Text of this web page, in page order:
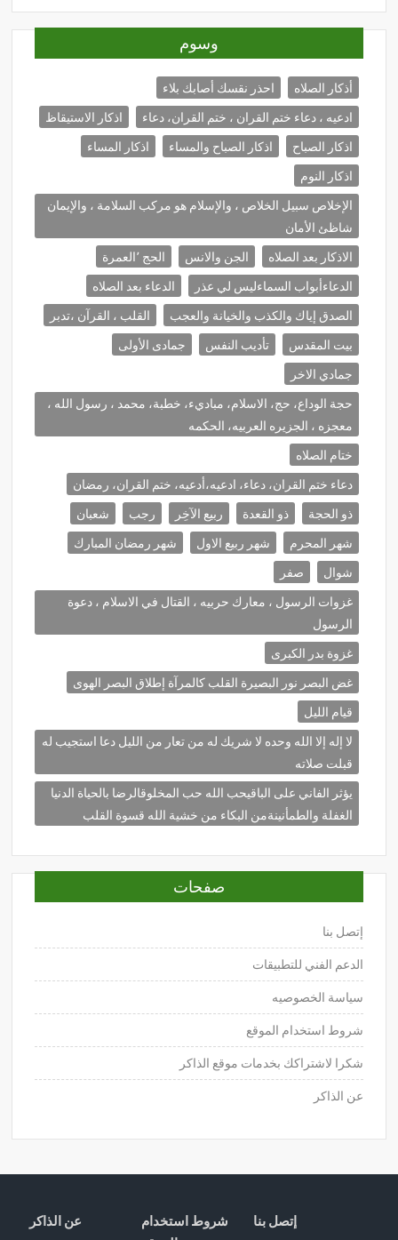
وسوم
أذكار الصلاه
احذر نقسك أصابك بلاء
ادعيه ، دعاء ختم القران ، ختم القران، دعاء
اذكار الاستيقاظ
اذكار الصباح
اذكار الصباح والمساء
اذكار المساء
اذكار النوم
الإخلاص سبيل الخلاص ، والإسلام هو مركب السلامة ، والإيمان
شاظئ الأمان
الاذكار بعد الصلاه
الجن والانس
الحج ٬العمرة
الدعاءأبواب السماءليس لي عذر
الدعاء بعد الصلاه
الصدق إياك والكذب والخيانة والعجب
القلب ، القرآن ،تدبر
بيت المقدس
تأديب النفس
جمادى الأولى
جمادي الاخر
حجة الوداع، حج، الاسلام، مباديء، خطبة، محمد ، رسول الله ،
معجزه ، الجزيره العربيه، الحكمه
ختام الصلاه
دعاء ختم القران، دعاء، ادعيه،أدعيه، ختم القران، رمضان
ذو الحجة
ذو القعدة ربيع الآخِر رجب
شعبان
شهر المحرم
شهر ربيع الاول
شهر رمضان المبارك
شوال
صفر
غزوات الرسول ، معارك حربيه ، القتال في الاسلام ، دعوة
الرسول
غزوة بدر الكبرى
غض البصر نور البصيرة القلب كالمرآة إطلاق البصر الهوى
قيام الليل
لا إله إلا الله وحده لا شريك له من تعار من الليل دعا استجيب له
قبلت صلاته
يؤثر الفاني على الباقيحب الله حب المخلوقالرضا بالحياة الدنيا
الغفلة والطمأنينةمن البكاء من خشية الله قسوة القلب
صفحات
إتصل بنا
الدعم الفني للتطبيقات
سياسة الخصوصيه
شروط استخدام الموقع
شكرا لاشتراكك بخدمات موقع الذاكر
عن الذاكر
إتصل بنا
شروط استخدام
عن الذاكر